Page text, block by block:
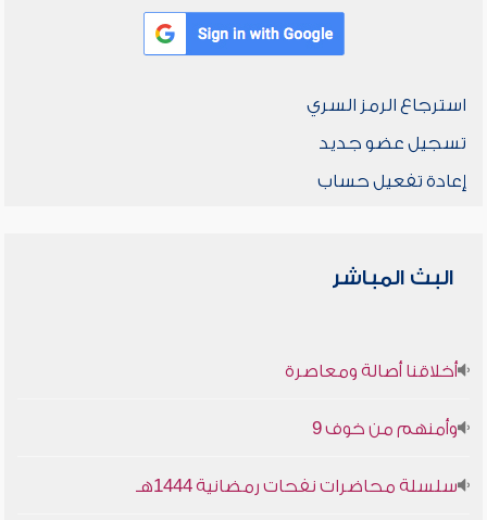
استرجاع الرمز السري
تسجيل عضو جديد
إعادة تفعيل حساب
البث المباشر
أخلاقنا أصالة ومعاصرة
وأمنهم من خوف 9
سلسلة محاضرات نفحات رمضانية 1444هـ